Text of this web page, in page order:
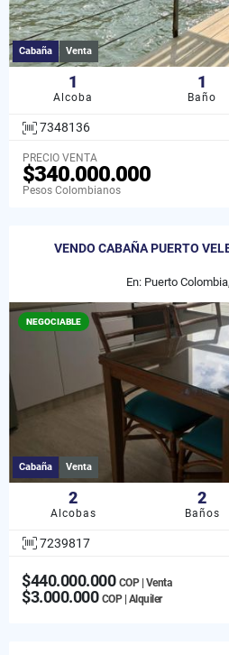
Cabaña Venta
1
Alcoba
1
Baño
7348136
PRECIO VENTA
$340.000.000
Pesos Colombianos
VENDO CABAÑA PUERTO
En: Puerto
NEGOCIABLE
Cabaña Venta
2
Alcobas
2
Baños
7239817
$440.000.000 COP | Venta
$3.000.000 COP | Alquiler